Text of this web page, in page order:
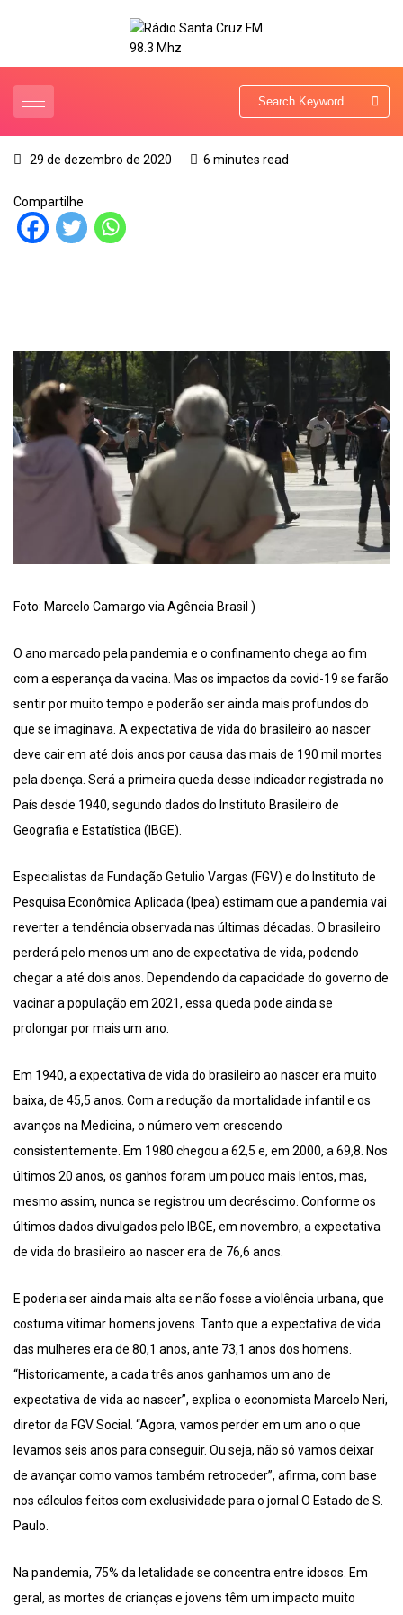
29 de dezembro de 2020 6 minutes read
Compartilhe
Foto: Marcelo Camargo via Agência Brasil )
O ano marcado pela pandemia e o confinamento chega ao fim
com a esperança da vacina. Mas os impactos da covid-19 se farão
sentir por muito tempo e poderão ser ainda mais profundos do
que se imaginava. A expectativa de vida do brasileiro ao nascer
deve cair em até dois anos por causa das mais de 190 mil mortes
pela doença. Será a primeira queda desse indicador registrada no
País desde 1940, segundo dados do Instituto Brasileiro de
Geografia e Estatística (IBGE).
Especialistas da Fundação Getulio Vargas (FGV) e do Instituto de
Pesquisa Econômica Aplicada (Ipea) estimam que a pandemia vai
reverter a tendência observada nas últimas décadas. O brasileiro
perderá pelo menos um ano de expectativa de vida, podendo
chegar a até dois anos. Dependendo da capacidade do governo de
vacinar a população em 2021, essa queda pode ainda se
prolongar por mais um ano.
Em 1940, a expectativa de vida do brasileiro ao nascer era muito
baixa, de 45,5 anos. Com a redução da mortalidade infantil e os
avanços na Medicina, o número vem crescendo
consistentemente. Em 1980 chegou a 62,5 e, em 2000, a 69,8. Nos
últimos 20 anos, os ganhos foram um pouco mais lentos, mas,
mesmo assim, nunca se registrou um decréscimo. Conforme os
últimos dados divulgados pelo IBGE, em novembro, a expectativa
de vida do brasileiro ao nascer era de 76,6 anos.
E poderia ser ainda mais alta se não fosse a violência urbana, que
costuma vitimar homens jovens. Tanto que a expectativa de vida
das mulheres era de 80,1 anos, ante 73,1 anos dos homens.
“Historicamente, a cada três anos ganhamos um ano de
expectativa de vida ao nascer”, explica o economista Marcelo Neri,
diretor da FGV Social. “Agora, vamos perder em um ano o que
levamos seis anos para conseguir. Ou seja, não só vamos deixar
de avançar como vamos também retroceder”, afirma, com base
nos cálculos feitos com exclusividade para o jornal O Estado de S.
Paulo.
Na pandemia, 75% da letalidade se concentra entre idosos. Em
geral, as mortes de crianças e jovens têm um impacto muito